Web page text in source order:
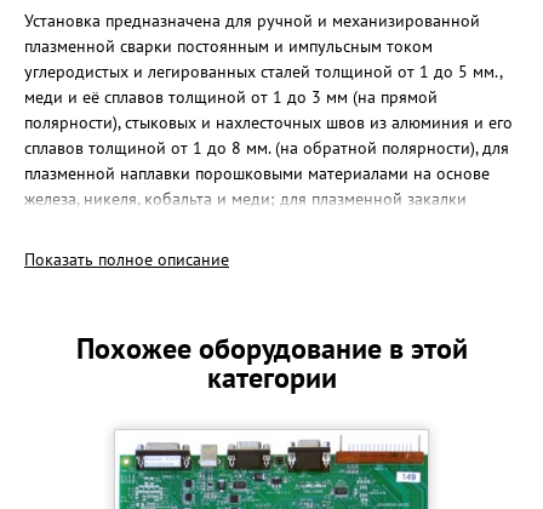
Установка предназначена для ручной и механизированной
плазменной сварки постоянным и импульсным током
углеродистых и легированных сталей толщиной от 1 до 5 мм.,
меди и её сплавов толщиной от 1 до 3 мм (на прямой
полярности), стыковых и нахлесточных швов из алюминия и его
сплавов толщиной от 1 до 8 мм. (на обратной полярности), для
плазменной наплавки порошковыми материалами на основе
железа, никеля, кобальта и меди; для плазменной закалки
Состав комплекта
- Номинальная потребляемая мощность, кВА 12
- Ток дежурной дуги, А 20
ПВ=100% 20 ÷250
- Номинальное рабочее напряжение, В 40
2 Порошковый питатель.
- Производительность, кг/час 0,4- 7
Показать полное описание
Похожее оборудование в этой
категории